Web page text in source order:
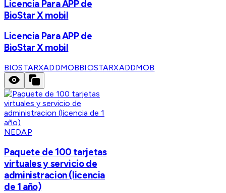
Licencia Para APP de
BioStar X mobil
Licencia Para APP de
BioStar X mobil
BIOSTARXADDMOBBIOSTARXADDMOB
NEDAP
Paquete de 100 tarjetas
virtuales y servicio de
administracion (licencia
de 1 año)